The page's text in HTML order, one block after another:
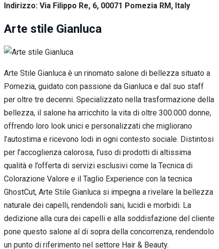
Indirizzo: Via Filippo Re, 6, 00071 Pomezia RM, Italy
Arte stile Gianluca
Arte Stile Gianluca è un rinomato salone di bellezza situato a
Pomezia, guidato con passione da Gianluca e dal suo staff
per oltre tre decenni. Specializzato nella trasformazione della
bellezza, il salone ha arricchito la vita di oltre 300.000 donne,
offrendo loro look unici e personalizzati che migliorano
l’autostima e ricevono lodi in ogni contesto sociale. Distintosi
per l’accoglienza calorosa, l’uso di prodotti di altissima
qualità e l’offerta di servizi esclusivi come la Tecnica di
Colorazione Valore e il Taglio Experience con la tecnica
GhostCut, Arte Stile Gianluca si impegna a rivelare la bellezza
naturale dei capelli, rendendoli sani, lucidi e morbidi. La
dedizione alla cura dei capelli e alla soddisfazione del cliente
pone questo salone al di sopra della concorrenza, rendendolo
un punto di riferimento nel settore Hair & Beauty.